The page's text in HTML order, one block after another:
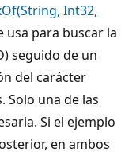
Int32,
usa para buscar la
seguido de un
del carácter
Solo una de las
Si el ejemplo
en ambos